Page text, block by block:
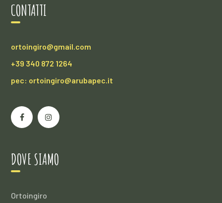
CONTATTI
ortoingiro@gmail.com
+39 340 872 1264
pec: ortoingiro@arubapec.it
DOVE SIAMO
Ortoingiro